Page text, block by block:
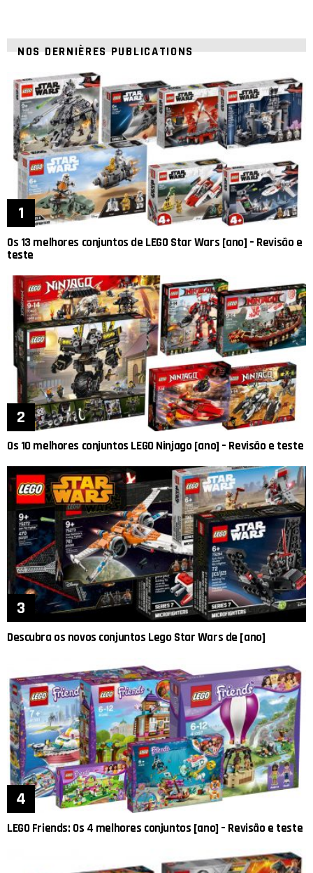
NOS DERNIÈRES PUBLICATIONS
Os 13 melhores conjuntos de LEGO Star Wars [ano] – Revisão e
teste
Os 10 melhores conjuntos LEGO Ninjago [ano] – Revisão e teste
Descubra os novos conjuntos Lego Star Wars de [ano]
LEGO Friends: Os 4 melhores conjuntos [ano] – Revisão e teste